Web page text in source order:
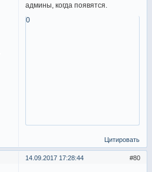
админы, когда появятся.
0
Цитировать
80
14.09.2017 17:28:44